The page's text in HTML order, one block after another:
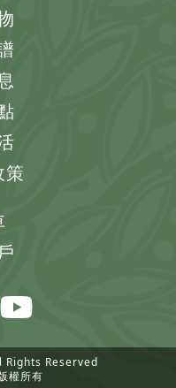
策
Reserved
權所有